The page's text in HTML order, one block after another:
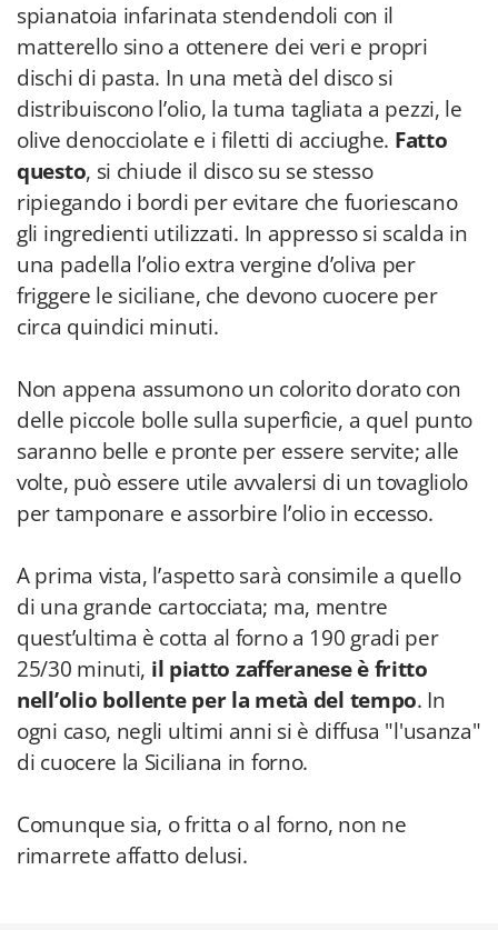
spianatoia infarinata stendendoli con il
matterello sino a ottenere dei veri e propri
dischi di pasta. In una metà del disco si
distribuiscono l’olio, la tuma tagliata a pezzi, le
olive denocciolate e i filetti di acciughe. Fatto
questo, si chiude il disco su se stesso
ripiegando i bordi per evitare che fuoriescano
gli ingredienti utilizzati. In appresso si scalda in
una padella l’olio extra vergine d’oliva per
friggere le siciliane, che devono cuocere per
circa quindici minuti.
Non appena assumono un colorito dorato con
delle piccole bolle sulla superficie, a quel punto
saranno belle e pronte per essere servite; alle
volte, può essere utile avvalersi di un tovagliolo
per tamponare e assorbire l’olio in eccesso.
A prima vista, l’aspetto sarà consimile a quello
di una grande cartocciata; ma, mentre
quest’ultima è cotta al forno a 190 gradi per
25/30 minuti, il piatto zafferanese è fritto
nell’olio bollente per la metà del tempo. In
ogni caso, negli ultimi anni si è diffusa "l'usanza"
di cuocere la Siciliana in forno.
Comunque sia, o fritta o al forno, non ne
rimarrete affatto delusi.